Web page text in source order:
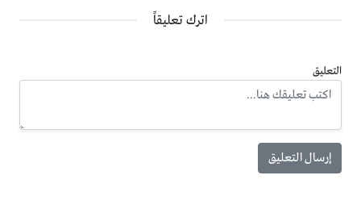
اترك تعليقاً
التعليق